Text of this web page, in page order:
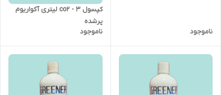
ناموجود
کپسول co2 - 3 لیتری آکواریوم
پرشده
ناموجود